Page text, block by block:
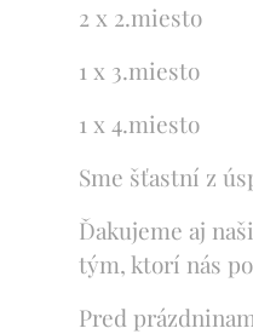
2 x 2.miesto
1 x 3.miesto
1 x 4.miesto
Sme šťastní z
Ďakujeme aj
tým, ktorí nás
Pred